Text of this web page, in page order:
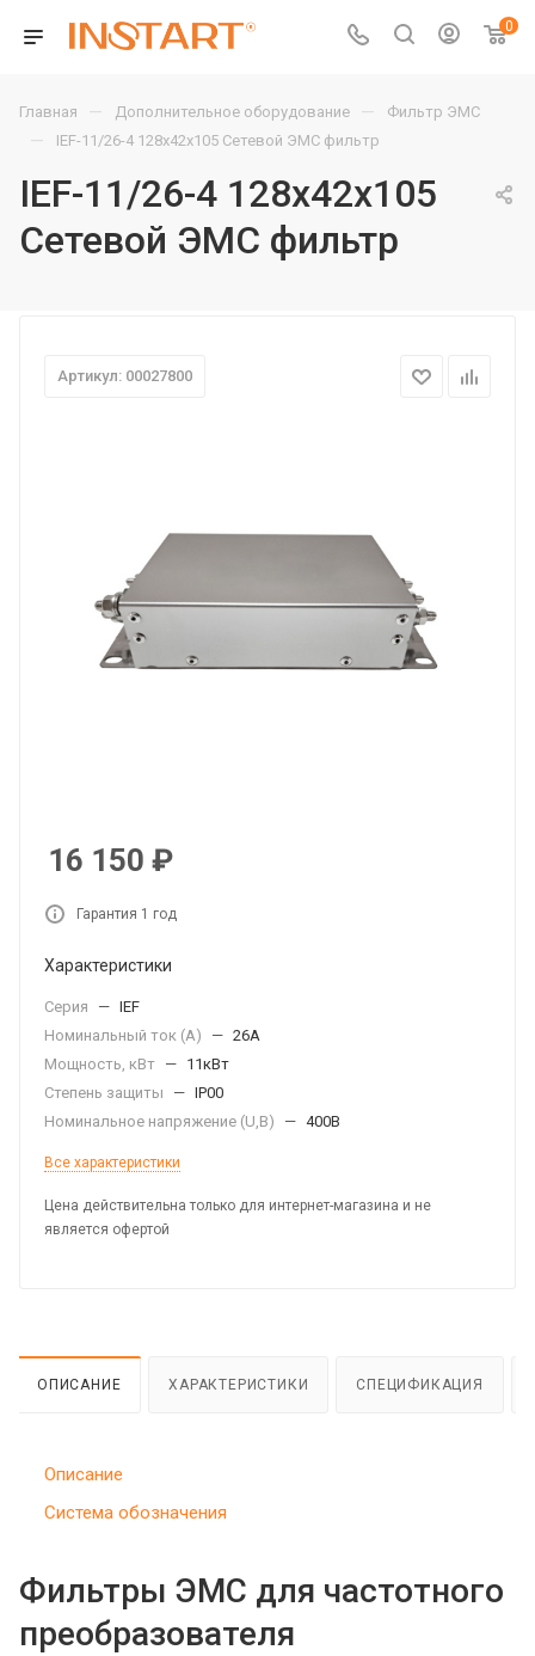
0
Главная — Дополнительное оборудование — Фильтр ЭМС
— IEF-11/26-4 128х42х105 Сетевой ЭМС фильтр
IEF-11/26-4 128х42х105
Сетевой ЭМС фильтр
Артикул: 00027800
16 150 ₽
Гарантия 1 год
Характеристики
Серия — IEF
Номинальный ток (А)
— 26А
Мощность, кВт — 11кВт
Степень защиты
— IP00
Номинальное напряжение (U,B)
— 400В
Все характеристики
Цена действительна только для интернет-магазина и не
является офертой
ОПИСАНИЕ ХАРАКТЕРИСТИКИ СПЕЦИФИКАЦИЯ
Описание
Система обозначения
Фильтры ЭМС для частотного
преобразователя